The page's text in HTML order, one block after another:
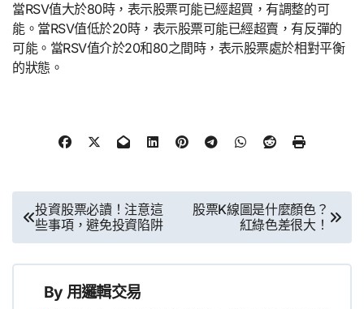
當RSV值大於80時，表示股票可能已經超買，有調整的可
能。當RSV值低於20時，表示股票可能已經超賣，有反彈的
可能。當RSV值介於20和80之間時，表示股票處於相對平衡
的狀態。
導
投資股票必讀！注意這
些事項，避免投資陷阱
股票K線圖是什麼顏色？
紅綠色差很大！
By 用邏輯交易